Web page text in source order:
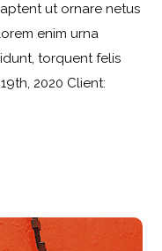
ut ornare netus
enim urna
torquent felis
2020 Client: